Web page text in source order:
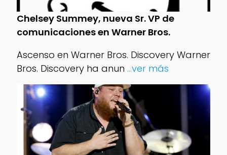
Chelsey Summey, nueva Sr. VP de
comunicaciones en Warner Bros.
Ascenso en Warner Bros. Discovery Warner
Bros. Discovery ha anun ...ver más